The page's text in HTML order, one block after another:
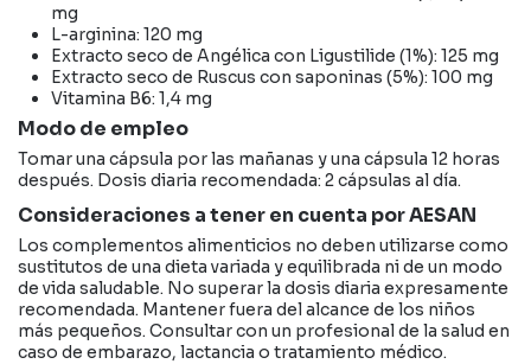
mg
L-arginina: 120 mg
Extracto seco de Angélica con Ligustilide (1%): 125 mg
Extracto seco de Ruscus con saponinas (5%): 100 mg
Vitamina B6: 1,4 mg
Modo de empleo
Tomar una cápsula por las mañanas y una cápsula 12 horas
después. Dosis diaria recomendada: 2 cápsulas al día.
Consideraciones a tener en cuenta por AESAN
Los complementos alimenticios no deben utilizarse como
sustitutos de una dieta variada y equilibrada ni de un modo
de vida saludable. No superar la dosis diaria expresamente
recomendada. Mantener fuera del alcance de los niños
más pequeños. Consultar con un profesional de la salud en
caso de embarazo, lactancia o tratamiento médico.